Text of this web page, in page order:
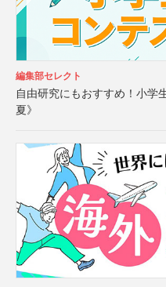
編集部セレクト
自由研究にもおすすめ！小学
夏》